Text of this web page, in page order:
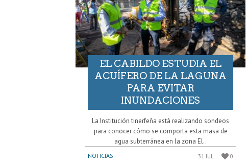
EL CABILDO ESTUDIA EL
ACUÍFERO DE LA LAGUNA
PARA EVITAR
INUNDACIONES
La Institución tinerfeña está realizando sondeos
para conocer cómo se comporta esta masa de
agua subterránea en la zona El..
NOTICIAS 31 JUL 0